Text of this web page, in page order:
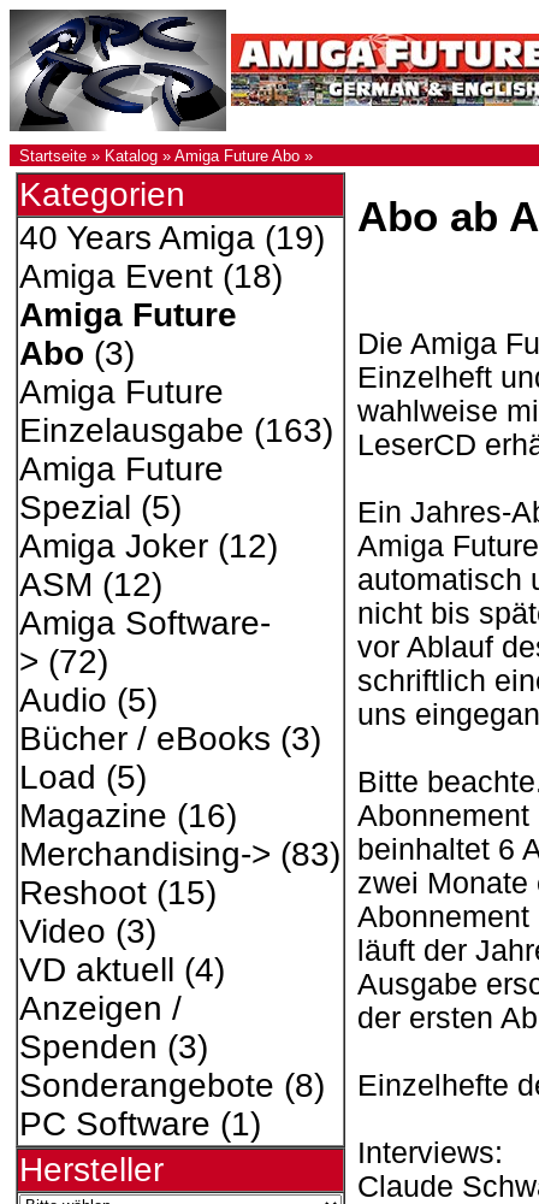
Startseite » Katalog » Amiga Future Abo »
Kategorien
40 Years Amiga (19)
Amiga Event (18)
Amiga Future
Abo (3)
Amiga Future
Einzelausgabe (163)
Amiga Future
Spezial (5)
Amiga Joker (12)
ASM (12)
Amiga Software-
> (72)
Audio (5)
Bücher / eBooks (3)
Load (5)
Magazine (16)
Merchandising-> (83)
Reshoot (15)
Video (3)
VD aktuell (4)
Anzeigen /
Spenden (3)
Sonderangebote (8)
PC Software (1)
Hersteller
Abo ab
Die Amiga
Einzelheft
wahlweise
LeserCD
Ein Jahres-
Amiga
automatisch
nicht bis
vor Ablauf
schriftlich
uns
Bitte
Abonnement
beinhaltet 6
zwei Monate
läuft der
Ausgabe
der ersten
Einzelhefte
Interviews:
Claude